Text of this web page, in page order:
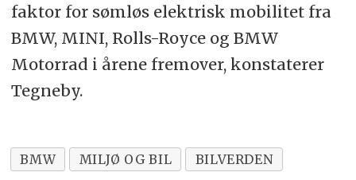
faktor for sømløs elektrisk mobilitet fra
BMW, MINI, Rolls-Royce og BMW
Motorrad i årene fremover, konstaterer
Tegneby.
BMW MILJØ OG BIL BILVERDEN